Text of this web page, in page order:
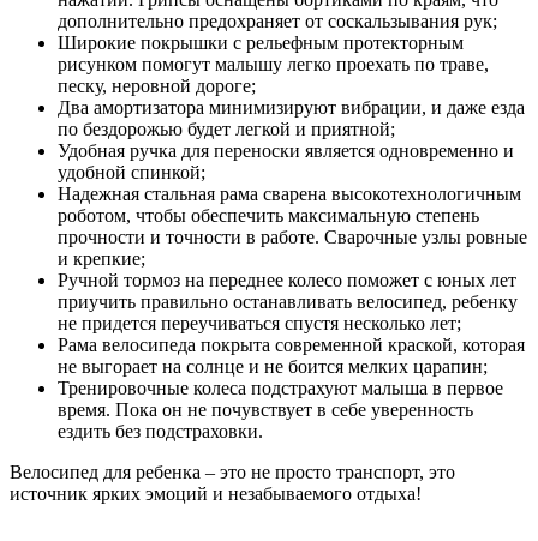
дополнительно предохраняет от соскальзывания рук;
Широкие покрышки с рельефным протекторным
рисунком помогут малышу легко проехать по траве,
песку, неровной дороге;
Два амортизатора минимизируют вибрации, и даже езда
по бездорожью будет легкой и приятной;
Удобная ручка для переноски является одновременно и
удобной спинкой;
Надежная стальная рама сварена высокотехнологичным
роботом, чтобы обеспечить максимальную степень
прочности и точности в работе. Сварочные узлы ровные
и крепкие;
Ручной тормоз на переднее колесо поможет с юных лет
приучить правильно останавливать велосипед, ребенку
не придется переучиваться спустя несколько лет;
Рама велосипеда покрыта современной краской, которая
не выгорает на солнце и не боится мелких царапин;
Тренировочные колеса подстрахуют малыша в первое
время. Пока он не почувствует в себе уверенность
ездить без подстраховки.
Велосипед для ребенка – это не просто транспорт, это
источник ярких эмоций и незабываемого отдыха!